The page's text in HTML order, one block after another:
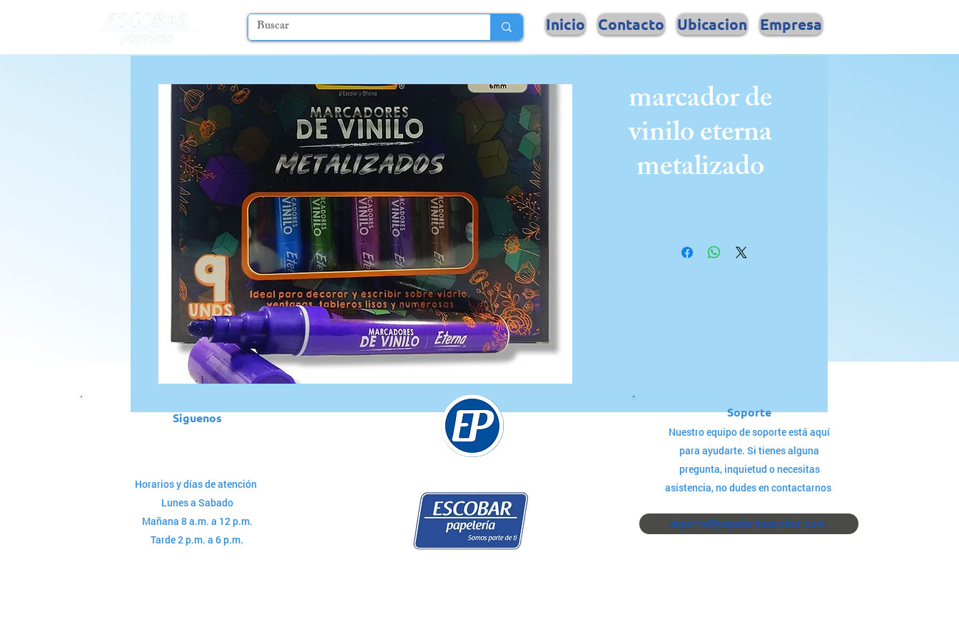
Inicio Contacto Ubicacion Empresa
marcador de
vinilo eterna
metalizado
Siguenos
Horarios y días de atención
Lunes a Sabado
Mañana 8 a.m. a 12 p.m.
Tarde 2 p.m. a 6 p.m.
Soporte
Nuestro equipo de soporte está aquí
para ayudarte. Si tienes alguna
pregunta, inquietud o necesitas
asistencia, no dudes en contactarnos
soporte@papeleriaescobar.com